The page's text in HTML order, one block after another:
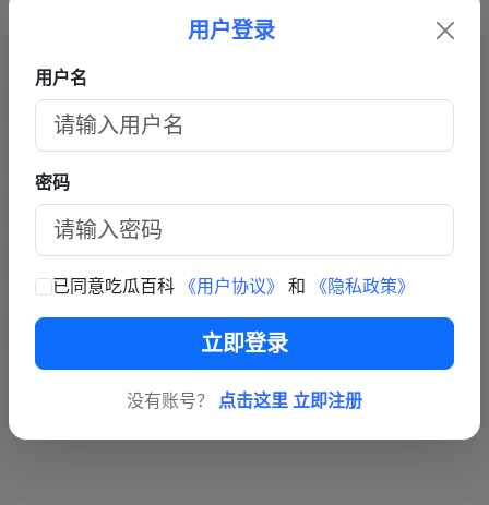
用户登录
用户名
密码
已同意吃瓜百科 《用户协议》 和 《隐私政策》
立即登录
没有账号？ 点击这里 立即注册